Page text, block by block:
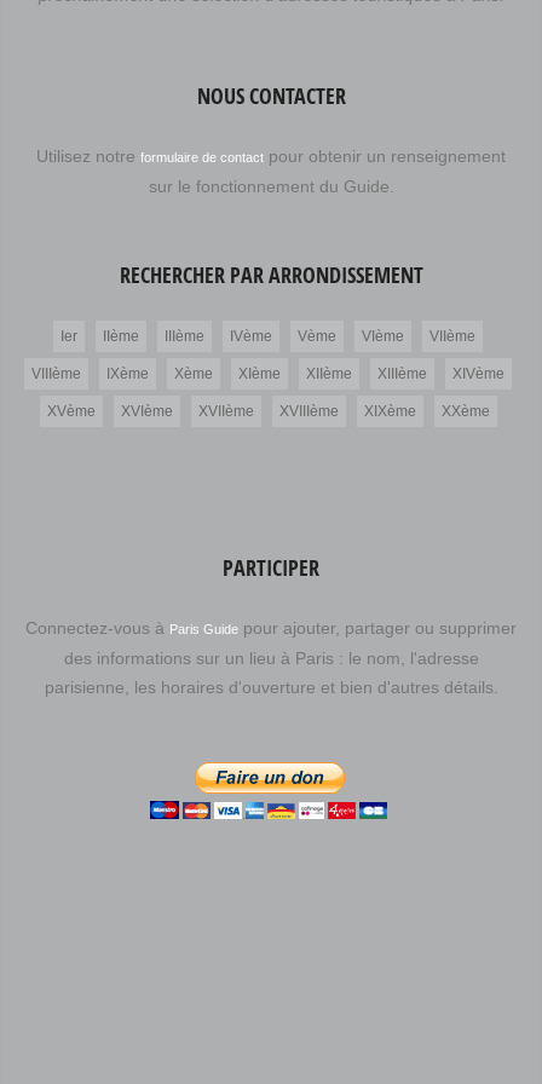
NOUS CONTACTER
Utilisez notre formulaire de contact pour obtenir un renseignement
sur le fonctionnement du Guide.
RECHERCHER PAR ARRONDISSEMENT
Ier IIème IIIème IVème Vème VIème VIIème
VIIIème IXème Xème XIème XIIème XIIIème XIVème
XVème XVIème XVIIème XVIIIème XIXème XXème
PARTICIPER
Connectez-vous à Paris Guide pour ajouter, partager ou supprimer
des informations sur un lieu à Paris : le nom, l'adresse
parisienne, les horaires d'ouverture et bien d'autres détails.